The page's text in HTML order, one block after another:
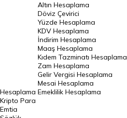
İsveç Kronu Kuru
Japon Yeni Kuru
Serbest Piyasa Döviz Kurları
Merkez Bankası Döviz Kurları
Altın Fiyatları
Gram Altın Fiyatı
Hesaplama
Altın Hesaplama
Döviz Çevirici
Yüzde Hesaplama
KDV Hesaplama
İndirim Hesaplama
Maaş Hesaplama
Kıdem Tazminatı Hesaplama
Zam Hesaplama
Gelir Vergisi Hesaplama
Mesai Hesaplama
Emeklilik Hesaplama
Kripto Para
Emtia